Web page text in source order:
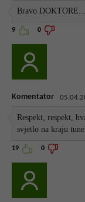
Bravo DOKTORE....
9 0
Komentator
Respekt, respekt,
svjetlo na kraju
19 0